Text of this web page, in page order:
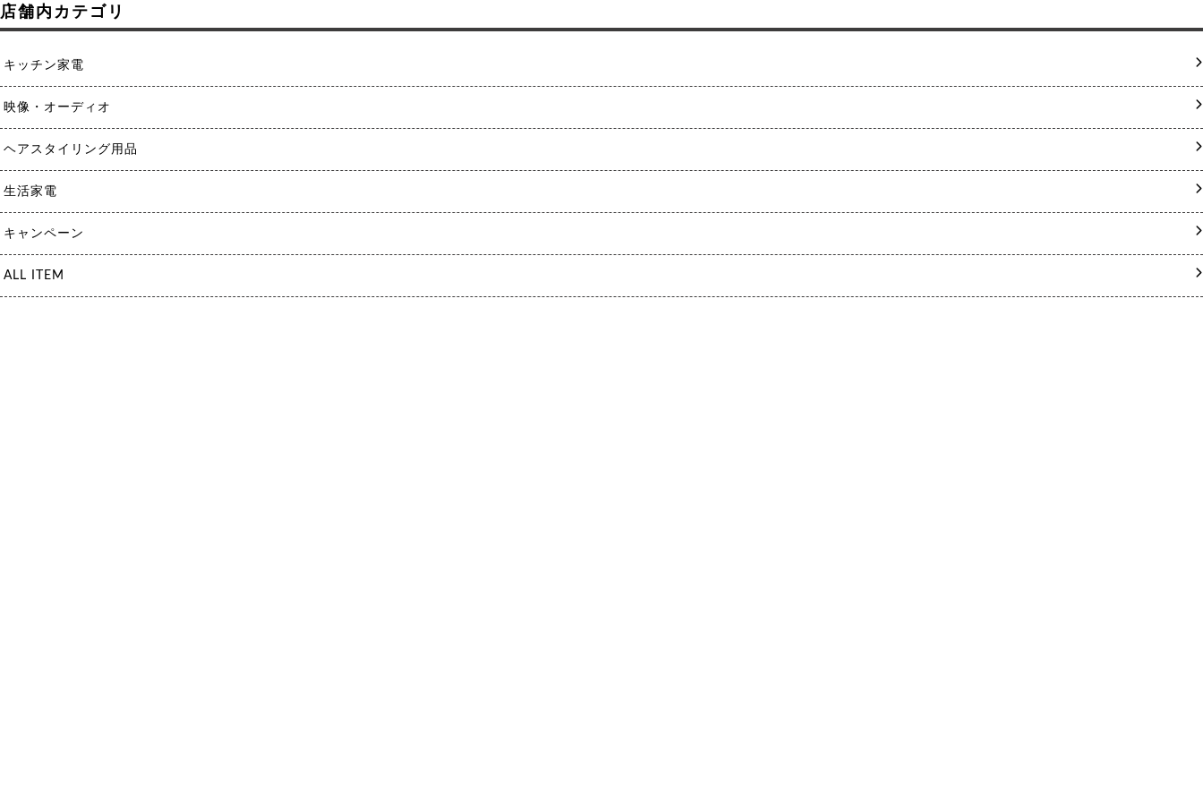
店舗内カテゴリ
キッチン家電
映像・オーディオ
ヘアスタイリング用品
生活家電
キャンペーン
ALL ITEM